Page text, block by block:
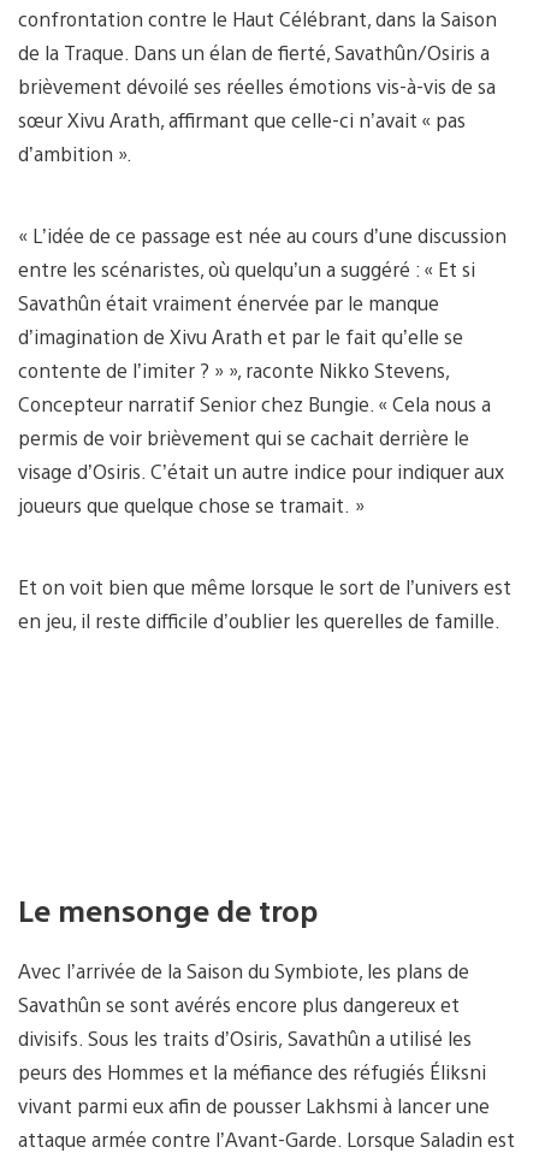
confrontation contre le Haut Célébrant, dans la Saison
de la Traque. Dans un élan de fierté, Savathûn/Osiris a
brièvement dévoilé ses réelles émotions vis-à-vis de sa
sœur Xivu Arath, affirmant que celle-ci n’avait « pas
d’ambition ».
« L’idée de ce passage est née au cours d’une discussion
entre les scénaristes, où quelqu’un a suggéré : « Et si
Savathûn était vraiment énervée par le manque
d’imagination de Xivu Arath et par le fait qu’elle se
contente de l’imiter ? » », raconte Nikko Stevens,
Concepteur narratif Senior chez Bungie. « Cela nous a
permis de voir brièvement qui se cachait derrière le
visage d’Osiris. C’était un autre indice pour indiquer aux
joueurs que quelque chose se tramait. »
Et on voit bien que même lorsque le sort de l’univers est
en jeu, il reste difficile d’oublier les querelles de famille.
Le mensonge de trop
Avec l’arrivée de la Saison du Symbiote, les plans de
Savathûn se sont avérés encore plus dangereux et
divisifs. Sous les traits d’Osiris, Savathûn a utilisé les
peurs des Hommes et la méfiance des réfugiés Éliksni
vivant parmi eux afin de pousser Lakhsmi à lancer une
attaque armée contre l’Avant-Garde. Lorsque Saladin est